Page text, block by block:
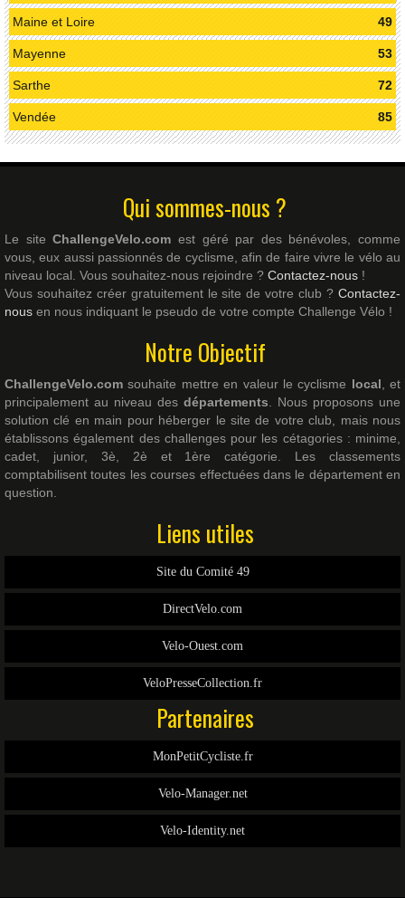
Maine et Loire 49
Mayenne 53
Sarthe 72
Vendée 85
Qui sommes-nous ?
Le siteChallengeVelo.com est géré par des bénévoles, comme
vous, eux aussi passionnés de cyclisme, afin de faire vivre le vélo au
niveau local. Vous souhaitez-nous rejoindre ? Contactez-nous !
Vous souhaitez créer gratuitement le site de votre club ? Contactez-
nous en nous indiquant le pseudo de votre compte Challenge Vélo !
Notre Objectif
ChallengeVelo.com souhaite mettre en valeur le cyclisme local, et
principalement au niveau des départements. Nous proposons une
solution clé en main pour héberger le site de votre club, mais nous
établissons également des challenges pour les cétagories : minime,
cadet, junior, 3è, 2è et 1ère catégorie. Les classements
comptabilisent toutes les courses effectuées dans le département en
question.
Liens utiles
Site du Comité 49
DirectVelo.com
Velo-Ouest.com
VeloPresseCollection.fr
Partenaires
MonPetitCycliste.fr
Velo-Manager.net
Velo-Identity.net